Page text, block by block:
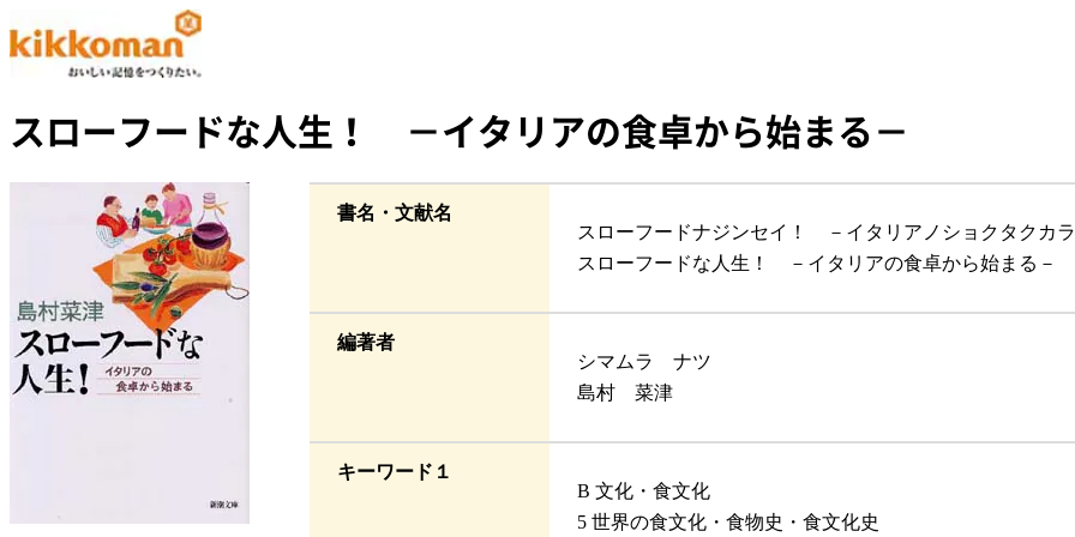
スローフードな人生！ －イタリアの食卓から始まる－
書名・文献名
スローフードナジンセイ！ －イタリアノショクタクカ
スローフードな人生！ －イタリアの食卓から始まる－
編著者
シマムラ ナツ
島村 菜津
キーワード１
B 文化・食文化
5 世界の食文化・食物史・食文化史